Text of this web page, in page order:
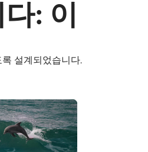
: 이
설계되었습니다.